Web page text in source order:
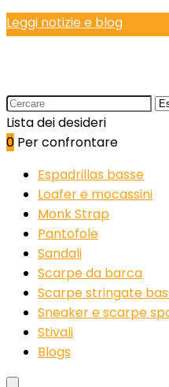
Leggi notizie e blog
Search
for:
Lista dei desideri
0 Per confrontare
Espadrillas basse
Loafer e mocassini
Monk Strap
Pantofole
Sandali
Scarpe da barca
Scarpe stringate
Sneaker e scarpe
Stivali
Blogs